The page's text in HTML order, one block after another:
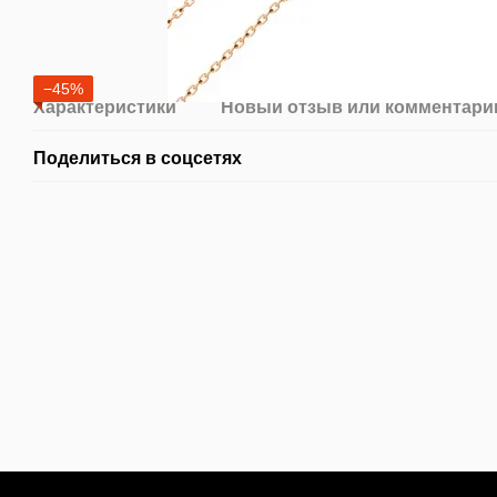
−45%
Характеристики Новый отзыв или
Поделиться в соцсетях